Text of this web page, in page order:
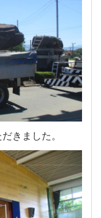
きました。